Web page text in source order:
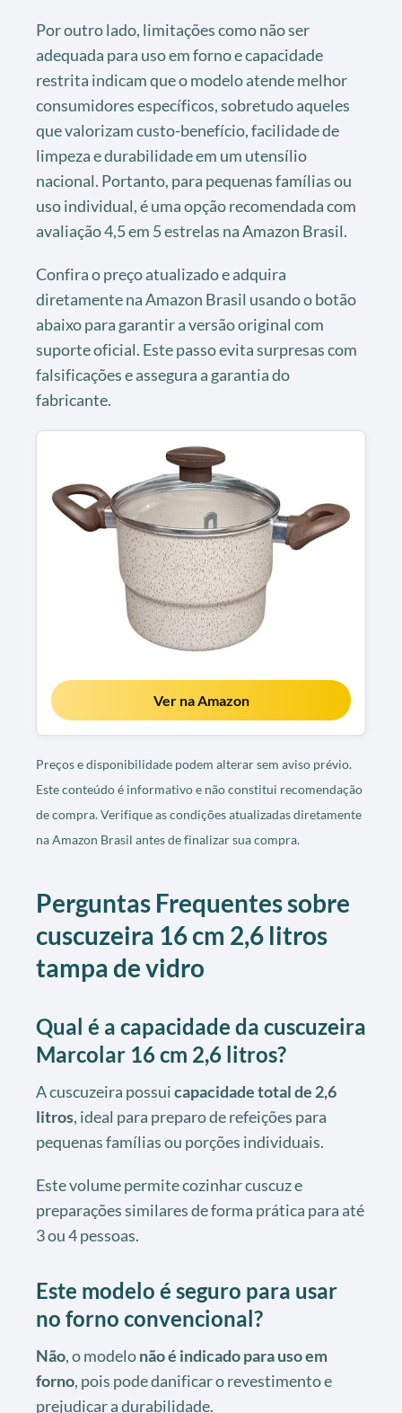
Por outro lado, limitações como não ser
adequada para uso em forno e capacidade
restrita indicam que o modelo atende melhor
consumidores específicos, sobretudo aqueles
que valorizam custo-benefício, facilidade de
limpeza e durabilidade em um utensílio
nacional. Portanto, para pequenas famílias ou
uso individual, é uma opção recomendada com
avaliação 4,5 em 5 estrelas na Amazon Brasil.
Confira o preço atualizado e adquira
diretamente na Amazon Brasil usando o botão
abaixo para garantir a versão original com
suporte oficial. Este passo evita surpresas com
falsificações e assegura a garantia do
fabricante.
Ver na Amazon
Preços e disponibilidade podem alterar sem aviso prévio.
Este conteúdo é informativo e não constitui recomendação
de compra. Verifique as condições atualizadas diretamente
na Amazon Brasil antes de finalizar sua compra.
Perguntas Frequentes sobre
cuscuzeira 16 cm 2,6 litros
tampa de vidro
Qual é a capacidade da cuscuzeira
Marcolar 16 cm 2,6 litros?
A cuscuzeira possuicapacidade total de 2,6
litros, ideal para preparo de refeições para
pequenas famílias ou porções individuais.
Este volume permite cozinhar cuscuz e
preparações similares de forma prática para até
3 ou 4 pessoas.
Este modelo é seguro para usar
no forno convencional?
Não, o modelonão é indicado para uso em
forno, pois pode danificar o revestimento e
prejudicar a durabilidade.